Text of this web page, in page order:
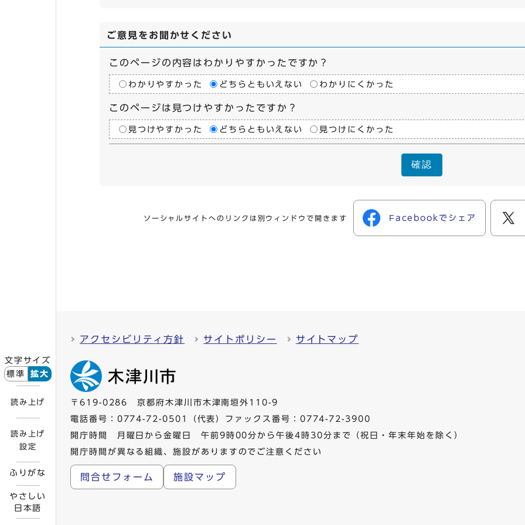
文字サイズ
標準
拡大
読み上げ
読み上げ
設定
ふりがな
やさしい
日本語
ご意見をお聞かせください
このページの内容はわかりやすかったですか？
わかりやすかった どちらともいえない わかりにくかった
このページは見つけやすかったですか？
見つけやすかった どちらともいえない 見つけにくかった
確認
ソーシャルサイトへのリンクは別ウィンドウで開きます Facebookでシェア
アクセシビリティ方針 サイトポリシー サイトマップ
〒619-0286 京都府木津川市木津南垣外110-9
電話番号： 0774-72-0501
（代表）ファックス番号：0774-72-3900
開庁時間 月曜日から金曜日 午前9時00分から午後4時30分まで（祝日・年末年始を除く）
開庁時間が異なる組織、施設がありますのでご注意ください
問合せフォーム 施設マップ